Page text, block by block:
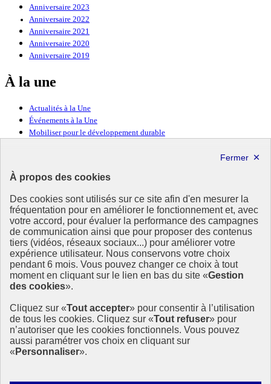
À propos des cookies
Des cookies sont utilisés sur ce site afin d'en mesurer la
fréquentation pour en améliorer le fonctionnement et, avec
votre accord, pour évaluer la performance des campagnes
de communication ainsi que pour proposer des contenus
tiers (vidéos, réseaux sociaux...) pour améliorer votre
expérience utilisateur. Nous conservons votre choix
pendant 6 mois. Vous pouvez changer ce choix à tout
moment en cliquant sur le lien en bas du site «Gestion
des cookies».
Cliquez sur «Tout accepter» pour consentir à l’utilisation
de tous les cookies. Cliquez sur «Tout refuser» pour
n’autoriser que les cookies fonctionnels. Vous pouvez
aussi paramétrer vos choix en cliquant sur
« Personnaliser».
Anniversaire 2023
Anniversaire 2022
Anniversaire 2021
Anniversaire 2020
Anniversaire 2019
À la une
Actualités à la Une
Événements à la Une
Mobiliser pour le développement durable
Ressources
Ressources
La Méth’ODD
Gouvernement
Ce site propose l’information de référence concernant l’Agenda
2030 et la feuille de route de la France. Il valorise la mobilisation de
tous les acteurs.
info.gouv.fr- ouvre une nouvelle fenêtre
service-public.fr - ouvre une nouvelle fenêtre
legifrance.gouv.fr- ouvre une nouvelle fenêtre
data.gouv.fr- ouvre une nouvelle fenêtre
Plan du site
Mentions légales